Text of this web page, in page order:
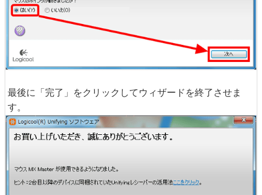
最後に「完了」をクリックしてウィザードを終了させま
す。